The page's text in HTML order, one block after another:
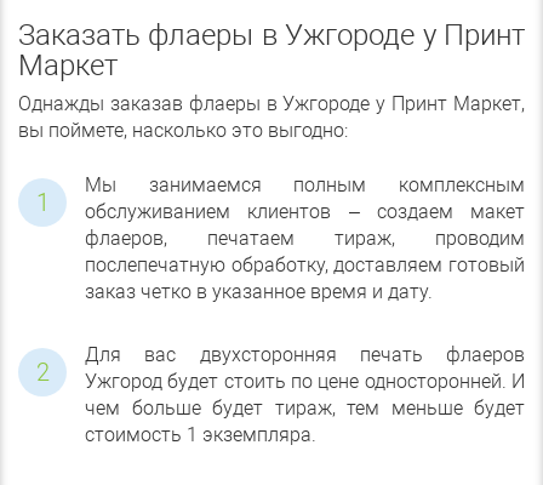
Заказать флаеры в Ужгороде у Принт
Маркет
Однажды заказав флаеры в Ужгороде у Принт Маркет,
вы поймете, насколько это выгодно:
Мы занимаемся полным комплексным
обслуживанием клиентов – создаем макет
флаеров, печатаем тираж, проводим
послепечатную обработку, доставляем готовый
заказ четко в указанное время и дату.
Для вас двухсторонняя печать флаеров
Ужгород будет стоить по цене односторонней. И
чем больше будет тираж, тем меньше будет
стоимость 1 экземпляра.